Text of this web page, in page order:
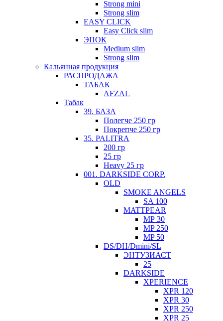
Strong mini
Strong slim
EASY CLICK
Easy Click slim
ЭПОК
Medium slim
Strong slim
Кальянная продукция
РАСПРОДАЖА
ТАБАК
AFZAL
Табак
39. БАЗА
Полегче 250 гр
Покрепче 250 гр
35. PALITRA
200 гр
25 гр
Heavy 25 гр
001. DARKSIDE CORP.
ОLD
SMOKE ANGELS
SA 100
MATTPEAR
МР 30
MP 250
MP 50
DS/DH/Dmini/SL
ЭНТУЗИАСТ
25
DARKSIDE
XPERIENCE
XPR 120
XPR 30
XPR 250
XPR 25